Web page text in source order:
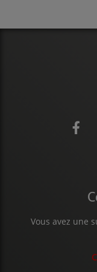
Vous avez une